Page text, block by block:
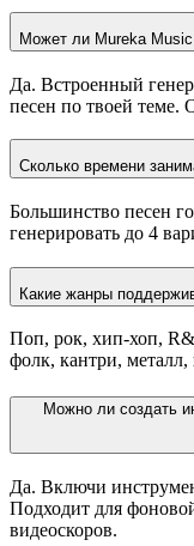
Может ли Mureka Music
Да. Встроенный
песен по твоей теме.
Сколько времени
Большинство песен
генерировать до 4
Какие жанры
Поп, рок, хип-хоп,
фолк, кантри, металл,
Можно ли создать
Да. Включи
Подходит для
видеоскоров.